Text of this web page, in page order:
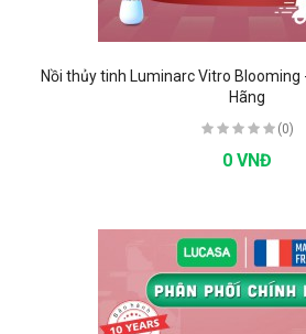
Nồi thủy tinh Luminarc Vitro Blooming
Hãng
(0)
0 VNĐ